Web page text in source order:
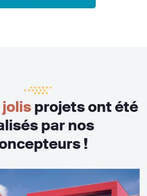
jolisprojets ont été
par nos
!